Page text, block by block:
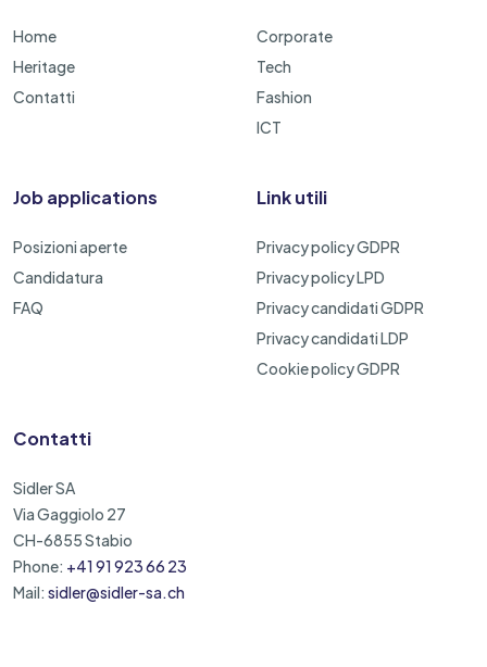
Home
Heritage
Contatti
Corporate
Tech
Fashion
ICT
Job applications
Posizioni aperte
Candidatura
FAQ
Link utili
Privacy policy GDPR
Privacy policy LPD
Privacy candidati GDPR
Privacy candidati LDP
Cookie policy GDPR
Contatti
Sidler SA
Via Gaggiolo 27
CH-6855 Stabio
Phone: +41 91 923 66 23
Mail: sidler@sidler-sa.ch